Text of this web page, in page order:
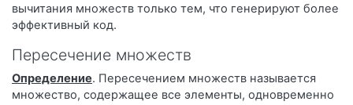
вычитания множеств только тем, что генерируют более
эффективный код.
Пересечение множеств
Определение. Пересечением множеств называется
множество, содержащее все элементы, одновременно